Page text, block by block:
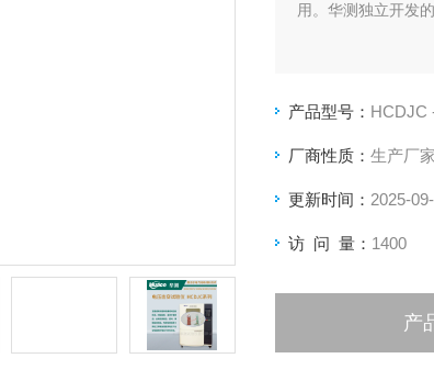
用。华测独立开发
产品型号： HCDJC
厂商性质： 生产厂家
更新时间： 2025-
访 问 量： 1400
产